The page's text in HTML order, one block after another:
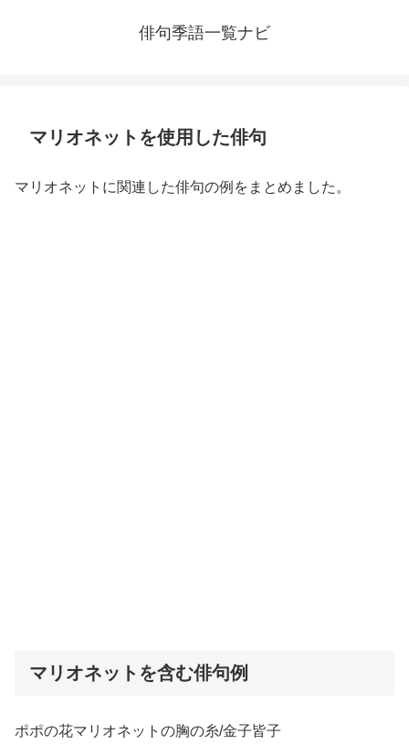
俳句季語一覧ナビ
マリオネットを使用した俳句
マリオネットに関連した俳句の例をまとめました。
マリオネットを含む俳句例
ポポの花マリオネットの胸の糸/金子皆子